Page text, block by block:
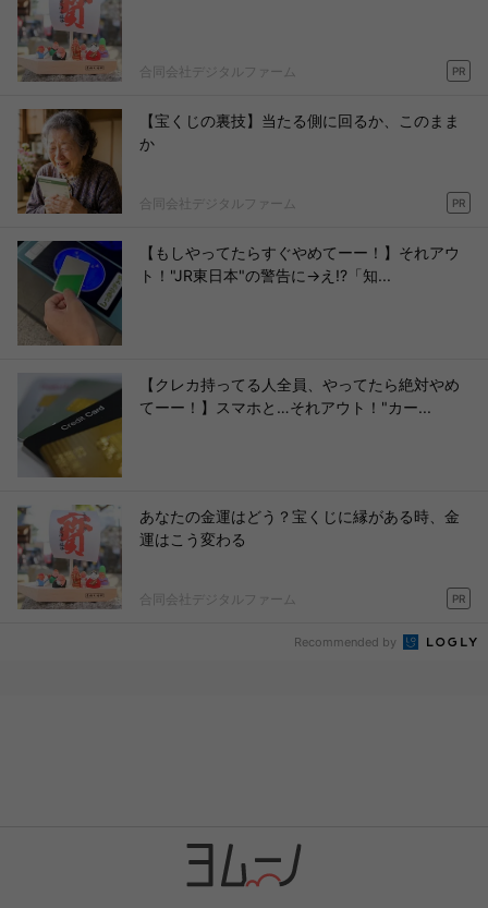
合同会社デジタルファーム PR
【宝くじの裏技】当たる側に回るか、このまま
か
合同会社デジタルファーム PR
【もしやってたらすぐやめてーー！】それアウ
ト！"JR東日本"の警告に→え!?「知...
【クレカ持ってる人全員、やってたら絶対やめ
てーー！】スマホと…それアウト！"カー...
あなたの金運はどう？宝くじに縁がある時、金
運はこう変わる
合同会社デジタルファーム PR
Recommended by